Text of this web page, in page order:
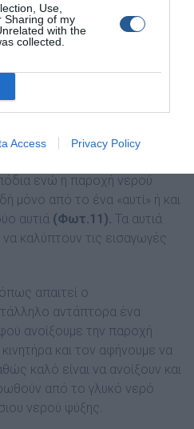
Use,
Sharing of my
with the
collected.
Access Privacy Policy
εξωλέµβιο κινητήρα
ή «αυτιά» είναι η πιο
Το σχήµα τους είναι
ενώ η παροχή νερού
µόνο από το ένα «αυτί» ή και
αυτιά (Φωτ.11). Τα αυτιά
καλύπτουν τις εισαγωγές
απαιτεί ο
αντάπτορα ένα
ανοίξουµε την παροχή
και τον αφήνουµε να
καλό είναι να ανοίξουν και
από το γλυκό νερό
νερού ψύξης.